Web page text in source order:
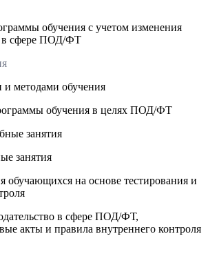
обучения с учетом изменения
в сфере ПОД/ФТ
методами обучения
обучения в целях ПОД/ФТ
занятия
занятия
обучающихся на основе тестирования и
в сфере ПОД/ФТ,
акты и правила внутреннего контроля